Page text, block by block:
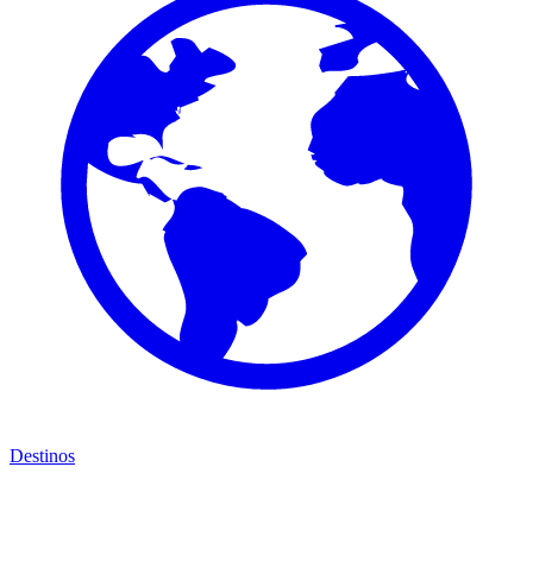
Destinos